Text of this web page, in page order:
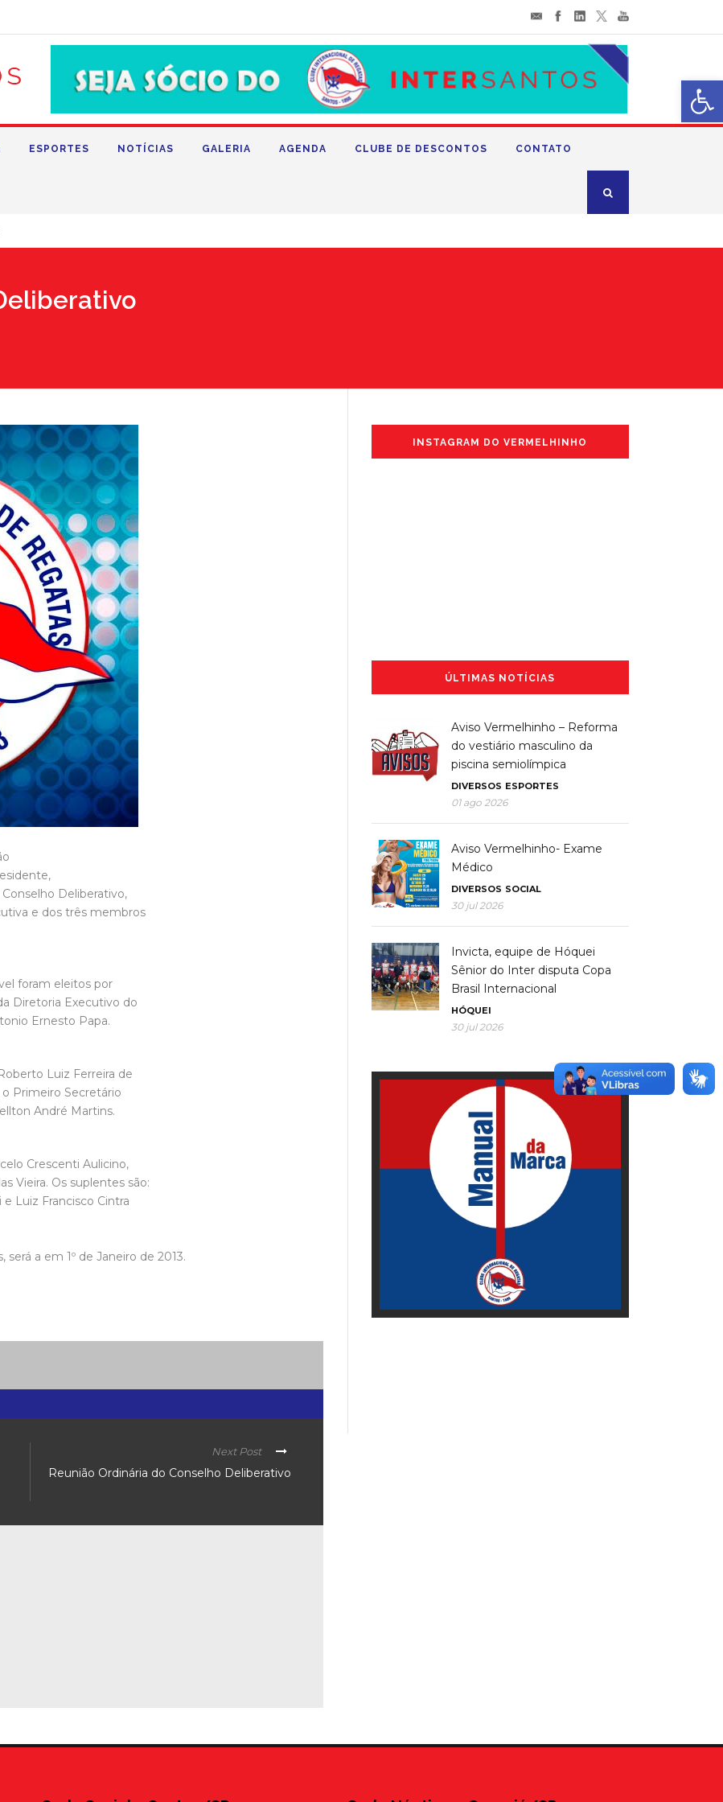
ESPORTES NOTÍCIAS GALERIA AGENDA CLUBE DE DESCONTOS CONTATO
Deliberativo,
e dos três membros
foram eleitos por
Diretoria Executivo do
Ernesto Papa.
Luiz Ferreira de
o Primeiro Secretário
André Martins.
Crescenti Aulicino,
Vieira. Os suplentes são:
Luiz Francisco Cintra
a em 1º de Janeiro de 2013.
Next Post
Reunião Ordinária do Conselho Deliberativo
INSTAGRAM DO VERMELHINHO
ÚLTIMAS NOTÍCIAS
Aviso Vermelhinho – Reforma
do vestiário masculino da
piscina semiolímpica
DIVERSOS ESPORTES
01 ago 2026
Aviso Vermelhinho- Exame
Médico
DIVERSOS SOCIAL
30 jul 2026
Invicta, equipe de Hóquei
Sênior do Inter disputa Copa
Brasil Internacional
HÓQUEI
30 jul 2026
Abrir